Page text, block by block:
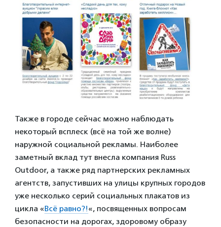
Также в городе сейчас можно наблюдать
некоторый всплеск (всё на той же волне)
наружной социальной рекламы. Наиболее
заметный вклад тут внесла компания Russ
Outdoor, а также ряд партнерских рекламных
агентств, запустивших на улицы крупных городов
уже несколько серий социальных плакатов из
цикла «Всё равно?!«, посвященных вопросам
безопасности на дорогах, здоровому образу